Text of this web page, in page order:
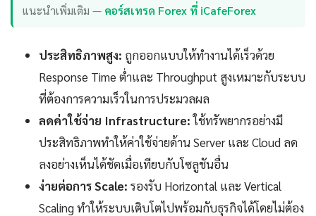
แนะนำเพิ่มเติม — คอร์สเทรด Forex ที่ iCafeForex
ประสิทธิภาพสูง: ถูกออกแบบให้ทำงานได้เร็วด้วย
Response Time ต่ำและ Throughput สูงเหมาะกับระบบ
ที่ต้องการความเร็วในการประมวลผล
ลดค่าใช้จ่าย Infrastructure:ใช้ทรัพยากรอย่างมี
ประสิทธิภาพทำให้ค่าใช้จ่ายด้าน Server และ Cloud ลด
ลงอย่างเห็นได้ชัดเมื่อเทียบกับโซลูชันอื่น
ง่ายต่อการ Scale: รองรับ Horizontal และ Vertical
Scaling ทำให้ระบบเติบโตไปพร้อมกับธุรกิจได้โดยไม่ต้อง